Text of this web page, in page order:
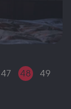
47 48
49